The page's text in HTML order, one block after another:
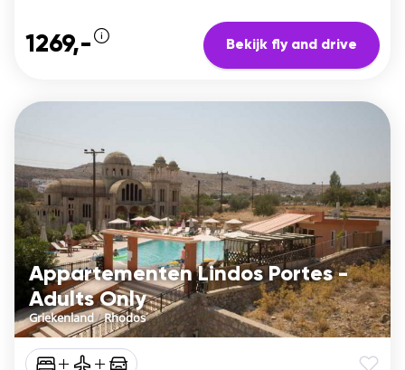
1269,- Bekijk fly and drive
Appartementen Lindos Portes -
Adults Only
Griekenland/Rhodos